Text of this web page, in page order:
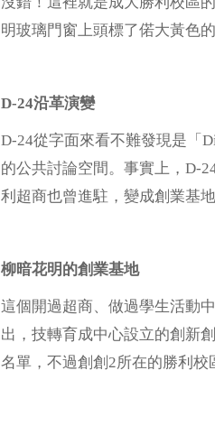
明玻璃門窗上頭標了偌大黃色
D-24沿革演變
D-24從字面來看不難發現是「
的公共討論空間。事實上，D-
利超商也曾進駐，變成創業基
柳暗花明的創業基地
這個開過超商、做過學生活動
出，技轉育成中心設立的創新
名單，不過創創2所在的勝利校